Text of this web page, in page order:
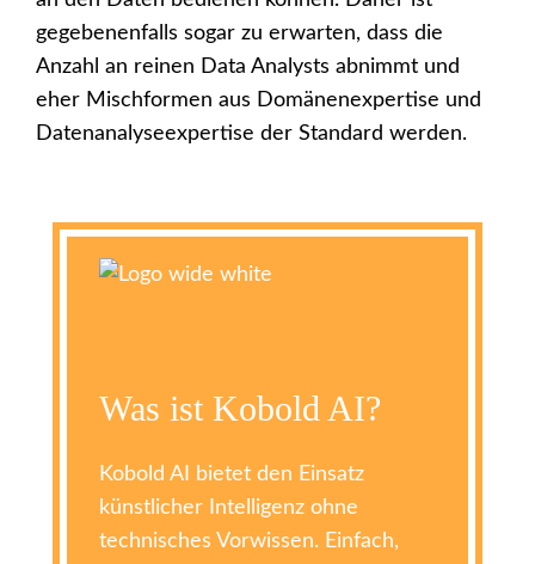
gegebenenfalls sogar zu erwarten, dass die
Anzahl an reinen Data Analysts abnimmt und
eher Mischformen aus Domänenexpertise und
Datenanalyseexpertise der Standard werden.
Was ist Kobold AI?
Kobold AI bietet den Einsatz
künstlicher Intelligenz ohne
technisches Vorwissen. Einfach,